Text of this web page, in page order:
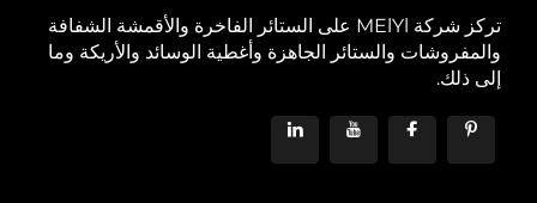
تركز شركة MElYl على الستائر الفاخرة والأقمشة الشفافة
والمفروشات والستائر الجاهزة وأغطية الوسائد والأريكة وما
إلى ذلك.